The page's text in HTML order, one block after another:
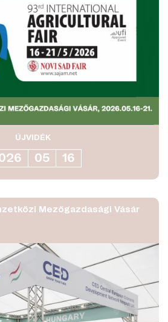
ÚJVIDÉK
05 16
Mezőgazdasági Vásár